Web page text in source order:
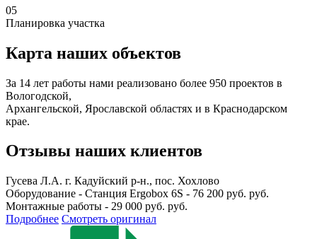
05
Планировка участка
Карта наших объектов
За 14 лет работы нами реализовано более 950 проектов в
Вологодской,
Архангельской, Ярославской областях и в Краснодарском
крае.
Отзывы наших клиентов
Гусева Л.А. г. Кадуйский р-н., пос. Хохлово
Оборудование - Станция Ergobox 6S - 76 200 руб. руб.
Монтажные работы - 29 000 руб. руб.
Подробнее Смотреть оригинал